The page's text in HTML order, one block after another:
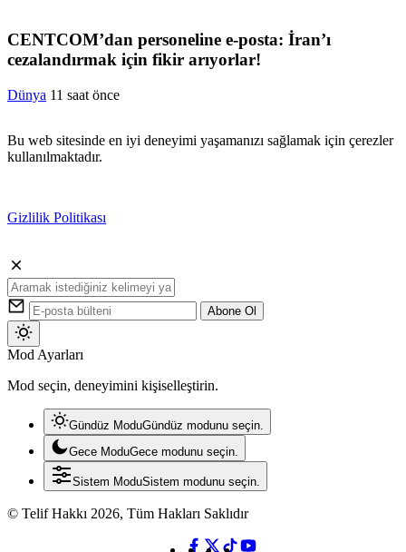
CENTCOM’dan personeline e-posta: İran’ı
cezalandırmak için fikir arıyorlar!
Dünya 11 saat önce
Bu web sitesinde en iyi deneyimi yaşamanızı sağlamak için çerezler
kullanılmaktadır.
Gizlilik Politikası
Abone Ol
Mod
değiştir
Mod Ayarları
Mod seçin, deneyimini kişiselleştirin.
Gündüz ModuGündüz modunu seçin.
Gece ModuGece modunu seçin.
Sistem ModuSistem modunu seçin.
© Telif Hakkı 2026, Tüm Hakları Saklıdır